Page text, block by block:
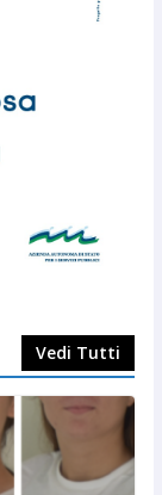
Vedi Tutti